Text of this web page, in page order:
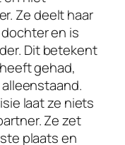
Ze deelt haar
en is
Dit betekent
gehad,
laat ze niets
Ze zet
plaats en